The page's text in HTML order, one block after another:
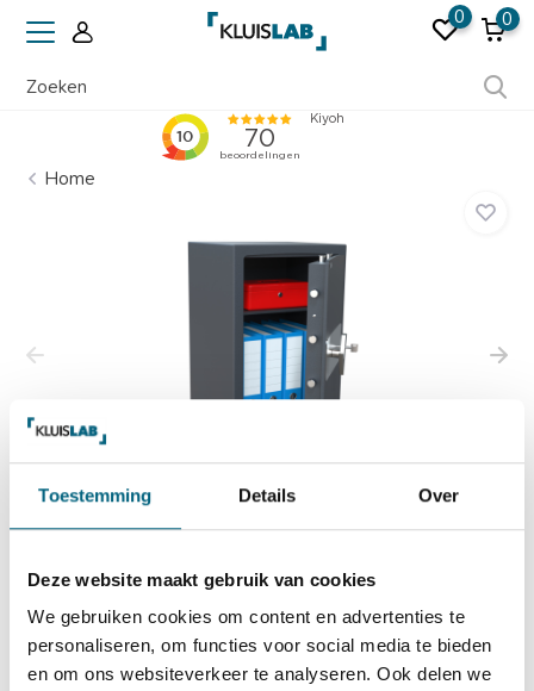
Toestemming Details Over
Deze website maakt gebruik van cookies
We gebruiken cookies om content en advertenties te
personaliseren, om functies voor social media te bieden
en om ons websiteverkeer te analyseren. Ook delen we
0 0
Home
Salvus Ferrara 67 KL
Bekijk alles Inbraakwerende Kluis
1.694,-